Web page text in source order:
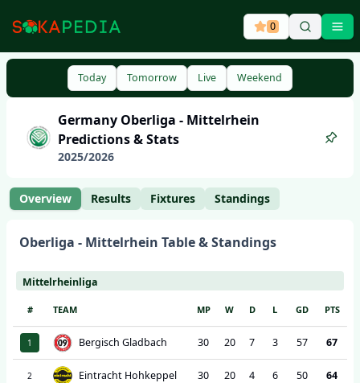
0
Today Tomorrow Live Weekend
Germany Oberliga - Mittelrhein
Predictions & Stats
2025/2026
Overview Results Fixtures Standings
Oberliga - Mittelrhein Table & Standings
Mittelrheinliga
# TEAM MP W D L GD PTS
1 Bergisch Gladbach 30 20 7 3 57 67
2 Eintracht Hohkeppel 30 20 4 6 50 64